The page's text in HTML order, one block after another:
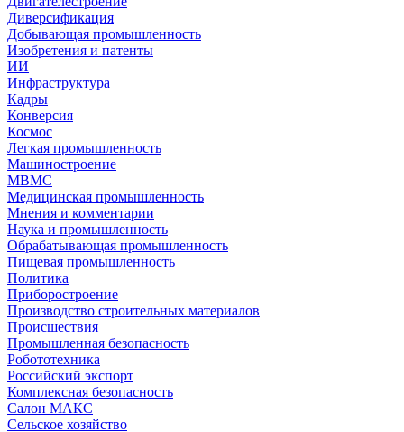
Диверсификация
Добывающая промышленность
Изобретения и патенты
ИИ
Инфраструктура
Кадры
Конверсия
Космос
Легкая промышленность
Машиностроение
МВМС
Медицинская промышленность
Мнения и комментарии
Наука и промышленность
Обрабатывающая промышленность
Пищевая промышленность
Политика
Приборостроение
Производство строительных материалов
Происшествия
Промышленная безопасность
Робототехника
Российский экспорт
Комплексная безопасность
Салон МАКС
Сельское хозяйство